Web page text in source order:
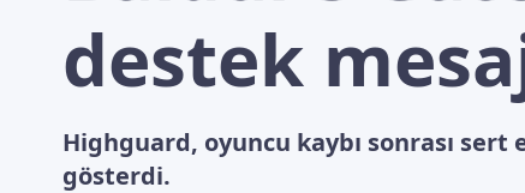
destek
Highguard, oyuncu kaybı sonrası
gösterdi.